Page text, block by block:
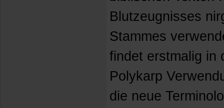
Blutzeugnisses
Stammes
findet erstmalig in
Polykarp
die neue